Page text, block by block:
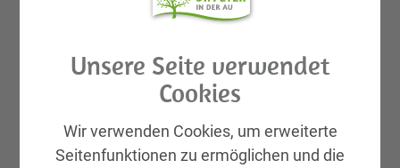
St. Peter in der Au APP
Aktuelles
Unsere Seite verwendet
Cookies
Wir verwenden Cookies, um erweiterte
Seitenfunktionen zu ermöglichen und die